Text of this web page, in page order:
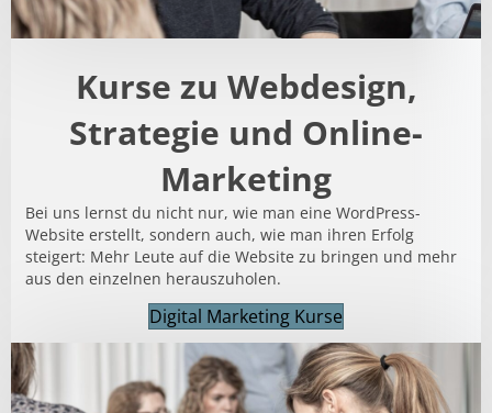
Kurse zu Webdesign,
Strategie und Online-
Marketing
Bei uns lernst du nicht nur, wie man eine WordPress-
Website erstellt, sondern auch, wie man ihren Erfolg
steigert: Mehr Leute auf die Website zu bringen und mehr
aus den einzelnen herauszuholen.
Digital Marketing Kurse